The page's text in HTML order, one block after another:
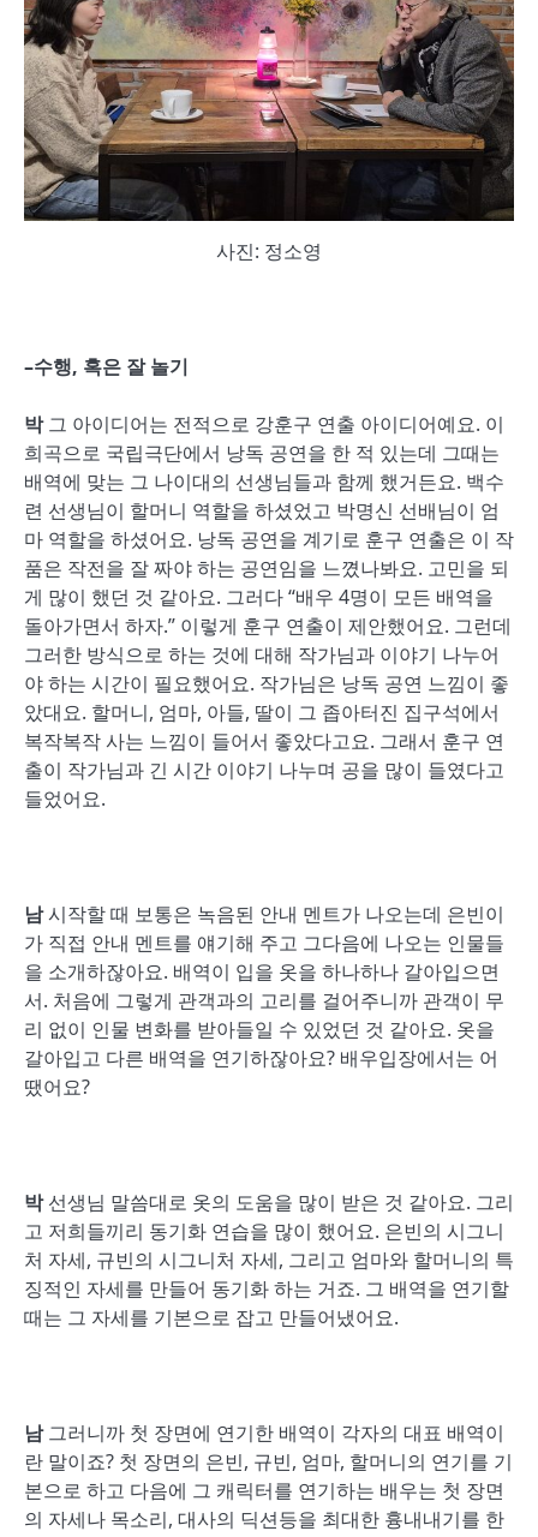
사진: 정소영
–수행, 혹은 잘 놀기
박그 아이디어는 전적으로 강훈구 연출 아이디어예요. 이
희곡으로 국립극단에서 낭독 공연을 한 적 있는데 그때는
배역에 맞는 그 나이대의 선생님들과 함께 했거든요. 백수
련 선생님이 할머니 역할을 하셨었고 박명신 선배님이 엄
마 역할을 하셨어요. 낭독 공연을 계기로 훈구 연출은 이 작
품은 작전을 잘 짜야 하는 공연임을 느꼈나봐요. 고민을 되
게 많이 했던 것 같아요. 그러다 “배우 4명이 모든 배역을
돌아가면서 하자.” 이렇게 훈구 연출이 제안했어요. 그런데
그러한 방식으로 하는 것에 대해 작가님과 이야기 나누어
야 하는 시간이 필요했어요. 작가님은 낭독 공연 느낌이 좋
았대요. 할머니, 엄마, 아들, 딸이 그 좁아터진 집구석에서
복작복작 사는 느낌이 들어서 좋았다고요. 그래서 훈구 연
출이 작가님과 긴 시간 이야기 나누며 공을 많이 들였다고
들었어요.
남시작할 때 보통은 녹음된 안내 멘트가 나오는데 은빈이
가 직접 안내 멘트를 얘기해 주고 그다음에 나오는 인물들
을 소개하잖아요. 배역이 입을 옷을 하나하나 갈아입으면
서. 처음에 그렇게 관객과의 고리를 걸어주니까 관객이 무
리 없이 인물 변화를 받아들일 수 있었던 것 같아요. 옷을
갈아입고 다른 배역을 연기하잖아요? 배우입장에서는 어
땠어요?
박선생님 말씀대로 옷의 도움을 많이 받은 것 같아요. 그리
고 저희들끼리 동기화 연습을 많이 했어요. 은빈의 시그니
처 자세, 규빈의 시그니처 자세, 그리고 엄마와 할머니의 특
징적인 자세를 만들어 동기화 하는 거죠. 그 배역을 연기할
때는 그 자세를 기본으로 잡고 만들어냈어요.
남그러니까 첫 장면에 연기한 배역이 각자의 대표 배역이
란 말이죠? 첫 장면의 은빈, 규빈, 엄마, 할머니의 연기를 기
본으로 하고 다음에 그 캐릭터를 연기하는 배우는 첫 장면
의 자세나 목소리, 대사의 딕션등을 최대한 흉내내기를 한